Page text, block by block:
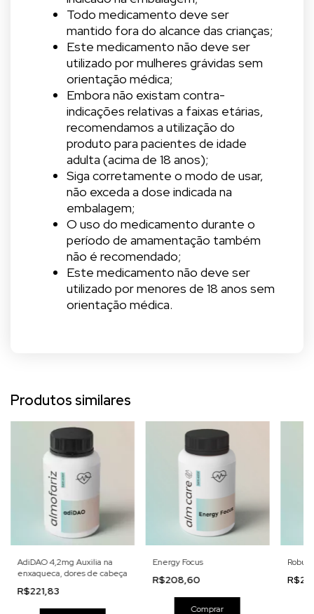
Todo medicamento deve ser
mantido fora do alcance das crianças;
Este medicamento não deve ser
utilizado por mulheres grávidas sem
orientação médica;
Embora não existam contra-
indicações relativas a faixas etárias,
recomendamos a utilização do
produto para pacientes de idade
adulta (acima de 18 anos);
Siga corretamente o modo de usar,
não exceda a dose indicada na
embalagem;
O uso do medicamento durante o
período de amamentação também
não é recomendado;
Este medicamento não deve ser
utilizado por menores de 18 anos sem
orientação médica.
Produtos similares
AdiDAO 4,2mg Auxilia na
enxaqueca, dores de cabeça
R$221,83
Energy Focus
R$208,60
Comprar